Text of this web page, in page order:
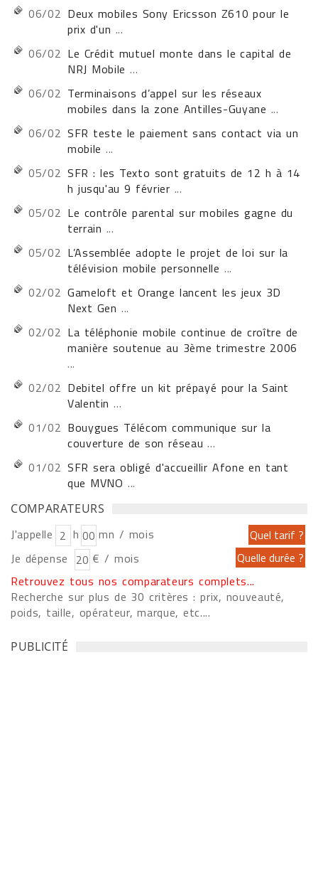
06/02 Deux mobiles Sony Ericsson Z610 pour le
prix d'un ...
06/02 Le Crédit mutuel monte dans le capital de
NRJ Mobile ...
06/02 Terminaisons d’appel sur les réseaux
mobiles dans la zone Antilles-Guyane ...
06/02 SFR teste le paiement sans contact via un
mobile ...
05/02 SFR : les Texto sont gratuits de 12 h à 14
h jusqu'au 9 février ...
05/02 Le contrôle parental sur mobiles gagne du
terrain ...
05/02 L’Assemblée adopte le projet de loi sur la
télévision mobile personnelle ...
02/02 Gameloft et Orange lancent les jeux 3D
Next Gen ...
02/02 La téléphonie mobile continue de croître de
manière soutenue au 3ème trimestre 2006
...
02/02 Debitel offre un kit prépayé pour la Saint
Valentin ...
01/02 Bouygues Télécom communique sur la
couverture de son réseau ...
01/02 SFR sera obligé d'accueillir Afone en tant
que MVNO ...
COMPARATEURS
J'appelle h
mn / mois
Je dépense
€ / mois
Retrouvez tous nos comparateurs complets...
Recherche sur plus de 30 critères : prix, nouveauté,
poids, taille, opérateur, marque, etc....
PUBLICITÉ